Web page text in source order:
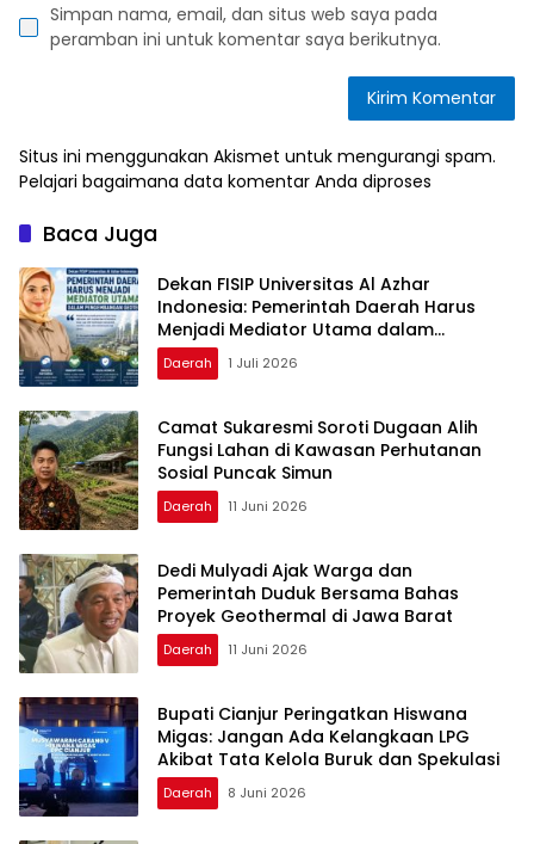
Simpan nama, email, dan situs web saya pada
peramban ini untuk komentar saya berikutnya.
Situs ini menggunakan Akismet untuk mengurangi spam.
Pelajari bagaimana data komentar Anda diproses
Baca Juga
Dekan FISIP Universitas Al Azhar
Indonesia: Pemerintah Daerah Harus
Menjadi Mediator Utama dalam
Pengembangan Geotermal
Daerah 1 Juli 2026
Camat Sukaresmi Soroti Dugaan Alih
Fungsi Lahan di Kawasan Perhutanan
Sosial Puncak Simun
Daerah 11 Juni 2026
Dedi Mulyadi Ajak Warga dan
Pemerintah Duduk Bersama Bahas
Proyek Geothermal di Jawa Barat
Daerah 11 Juni 2026
Bupati Cianjur Peringatkan Hiswana
Migas: Jangan Ada Kelangkaan LPG
Akibat Tata Kelola Buruk dan Spekulasi
Daerah 8 Juni 2026